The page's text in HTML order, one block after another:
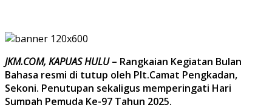
JKM.COM, KAPUAS HULU– Rangkaian Kegiatan Bulan
Bahasa resmi di tutup oleh Plt.Camat Pengkadan,
Sekoni. Penutupan sekaligus memperingati Hari
Sumpah Pemuda Ke-97 Tahun 2025.